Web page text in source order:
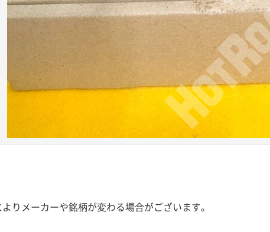
りメーカーや銘柄が変わる場合がございます。